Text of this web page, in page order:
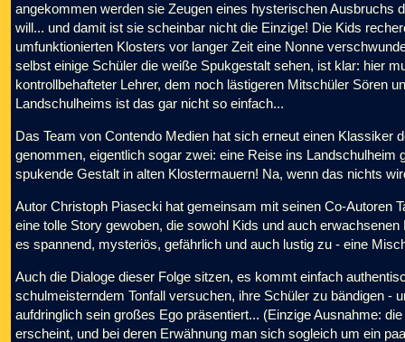
angekommen werden sie Zeugen eines hysterischen Ausbruchs
will... und damit ist sie scheinbar nicht die Einzige! Die Kids
umfunktionierten Klosters vor langer Zeit eine Nonne
selbst einige Schüler die weiße Spukgestalt sehen, ist klar: hier
kontrollbehafteter Lehrer, dem noch lästigeren Mitschüler Sören
Landschulheims ist das gar nicht so einfach...
Das Team von Contendo Medien hat sich erneut einen Klassiker
genommen, eigentlich sogar zwei: eine Reise ins Landschulheim
spukende Gestalt in alten Klostermauern! Na, wenn das nichts
Autor Christoph Piasecki hat gemeinsam mit seinen Co-Autoren
eine tolle Story gewoben, die sowohl Kids und auch
es spannend, mysteriös, gefährlich und auch lustig zu - eine
Auch die Dialoge dieser Folge sitzen, es kommt einfach
schulmeisterndem Tonfall versuchen, ihre Schüler zu bändigen -
aufdringlich sein großes Ego präsentiert... (Einzige Ausnahme:
erscheint, und bei deren Erwähnung man sich sogleich um ein